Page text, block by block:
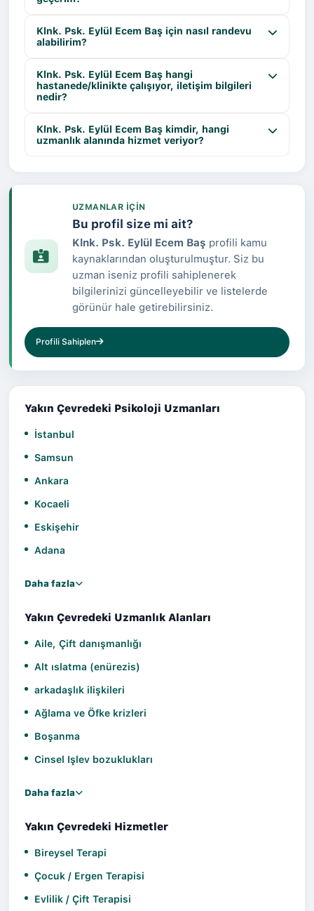
Klnk. Psk. Eylül Ecem Baş için nasıl randevu
alabilirim?
Klnk. Psk. Eylül Ecem Baş hangi
hastanede/klinikte çalışıyor, iletişim bilgileri
nedir?
Klnk. Psk. Eylül Ecem Baş kimdir, hangi
uzmanlık alanında hizmet veriyor?
UZMANLAR IÇIN
Bu profil size mi ait?
Klnk. Psk. Eylül Ecem Baş profili kamu
kaynaklarından oluşturulmuştur. Siz bu
uzman iseniz profili sahiplenerek
bilgilerinizi güncelleyebilir ve listelerde
görünür hale getirebilirsiniz.
Profili Sahiplen
Yakın Çevredeki Psikoloji Uzmanları
İstanbul
Samsun
Ankara
Kocaeli
Eskişehir
Adana
Daha fazla
Yakın Çevredeki Uzmanlık Alanları
Aile, Çift danışmanlığı
Alt ıslatma (enürezis)
arkadaşlık ilişkileri
Ağlama ve Öfke krizleri
Boşanma
Cinsel Işlev bozuklukları
Daha fazla
Yakın Çevredeki Hizmetler
Bireysel Terapi
Çocuk / Ergen Terapisi
Evlilik / Çift Terapisi